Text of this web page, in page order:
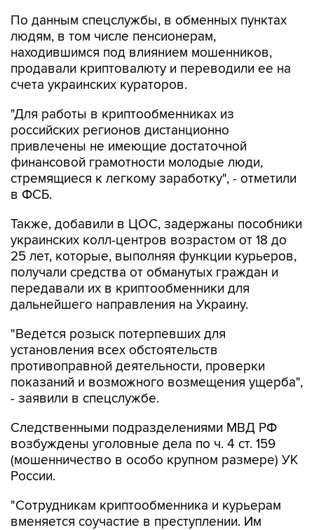
По данным спецслужбы, в обменных пунктах
людям, в том числе пенсионерам,
находившимся под влиянием мошенников,
продавали криптовалюту и переводили ее на
счета украинских кураторов.
"Для работы в криптообменниках из
российских регионов дистанционно
привлечены не имеющие достаточной
финансовой грамотности молодые люди,
стремящиеся к легкому заработку", - отметили
в ФСБ.
Также, добавили в ЦОС, задержаны пособники
украинских колл-центров возрастом от 18 до
25 лет, которые, выполняя функции курьеров,
получали средства от обманутых граждан и
передавали их в криптообменники для
дальнейшего направления на Украину.
"Ведется розыск потерпевших для
установления всех обстоятельств
противоправной деятельности, проверки
показаний и возможного возмещения ущерба",
- заявили в спецслужбе.
Следственными подразделениями МВД РФ
возбуждены уголовные дела по ч. 4 ст. 159
(мошенничество в особо крупном размере) УК
России.
"Сотрудникам криптообменника и курьерам
вменяется соучастие в преступлении. Им